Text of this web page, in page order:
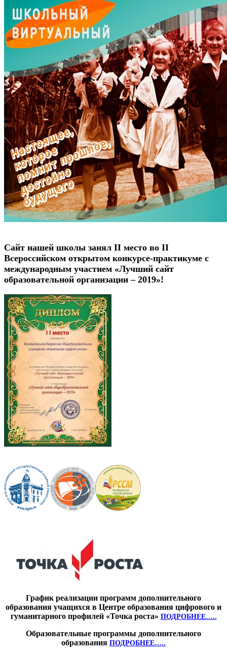
Сайт нашей школы занял II место во II
Всероссийском открытом конкурсе-практикуме с
международным участием «Лучший сайт
образовательной организации – 2019»!
График реализации программ дополнительного
образования учащихся в Центре образования цифрового и
гуманитарного профилей «Точка роста» ПОДРОБНЕЕ…..
Образовательные программы дополнительного
образования ПОДРОБНЕЕ…..